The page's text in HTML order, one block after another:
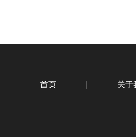
首页 关于